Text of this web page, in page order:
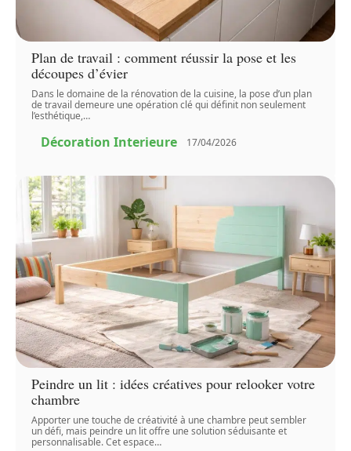
Plan de travail : comment réussir la pose et les
découpes d’évier
Dans le domaine de la rénovation de la cuisine, la pose d’un plan
de travail demeure une opération clé qui définit non seulement
l’esthétique,…
Décoration Interieure 17/04/2026
Peindre un lit : idées créatives pour relooker votre
chambre
Apporter une touche de créativité à une chambre peut sembler
un défi, mais peindre un lit offre une solution séduisante et
personnalisable. Cet espace…